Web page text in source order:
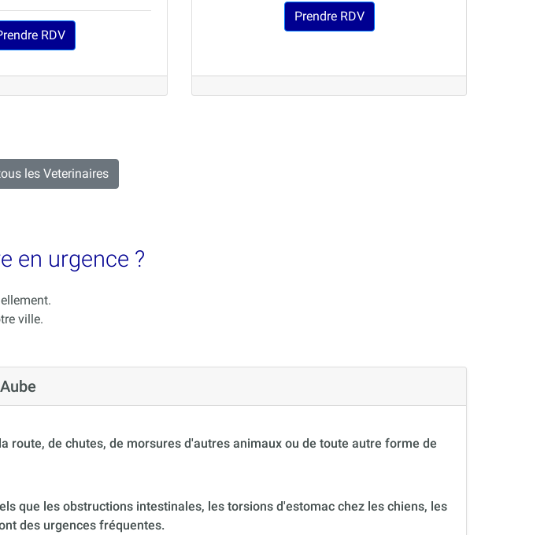
RDV
Prendre RDV
les Veterinaires
en urgence ?
ville.
route, de chutes, de morsures d'autres animaux ou de toute autre forme de
que les obstructions intestinales, les torsions d'estomac chez les chiens, les
des urgences fréquentes.